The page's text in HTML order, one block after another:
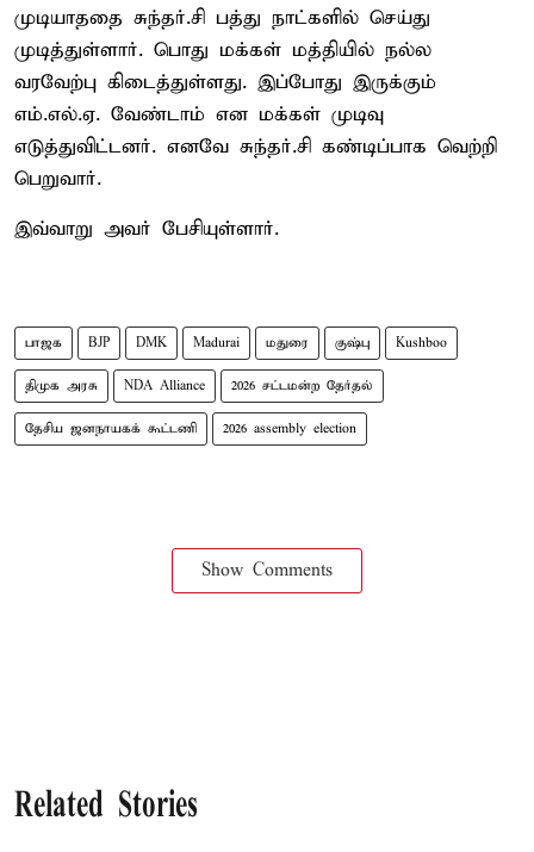
முடியாததை சுந்தர்.சி பத்து நாட்களில் செய்து
முடித்துள்ளார். பொது மக்கள் மத்தியில் நல்ல
வரவேற்பு கிடைத்துள்ளது. இப்போது இருக்கும்
எம்.எல்.ஏ. வேண்டாம் என மக்கள் முடிவு
எடுத்துவிட்டனர். எனவே சுந்தர்.சி கண்டிப்பாக வெற்றி
பெறுவார்.
இவ்வாறு அவர் பேசியுள்ளார்.
பாஜக BJP DMK Madurai மதுரை குஷ்பு Kushboo
திமுக அரசு NDA Alliance 2026 சட்டமன்ற தேர்தல்
தேசிய ஜனநாயகக் கூட்டணி 2026 assembly election
Show Comments
Related Stories